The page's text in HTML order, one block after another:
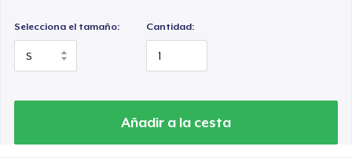
Selecciona el tamaño: Cantidad:
Añadir a la cesta